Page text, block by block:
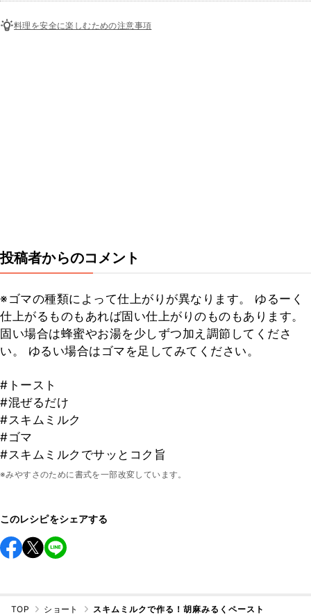
料理を安全に楽しむための注意事項
投稿者からのコメント
※ゴマの種類によって仕上がりが異なります。 ゆるーく
仕上がるものもあれば固い仕上がりのものもあります。
固い場合は蜂蜜やお湯を少しずつ加え調節してくださ
い。 ゆるい場合はゴマを足してみてください。
#トースト
#混ぜるだけ
#スキムミルク
#ゴマ
#スキムミルクでサッとコク旨
※みやすさのために書式を一部改変しています。
このレシピをシェアする
TOP ショート スキムミルクで作る！胡麻みるくペースト